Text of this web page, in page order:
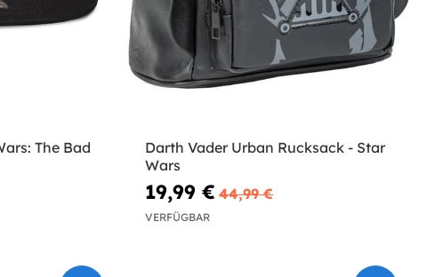
The Bad
Darth Vader Urban Rucksack - Star
Wars
19,99 € 44,99 €
VERFÜGBAR